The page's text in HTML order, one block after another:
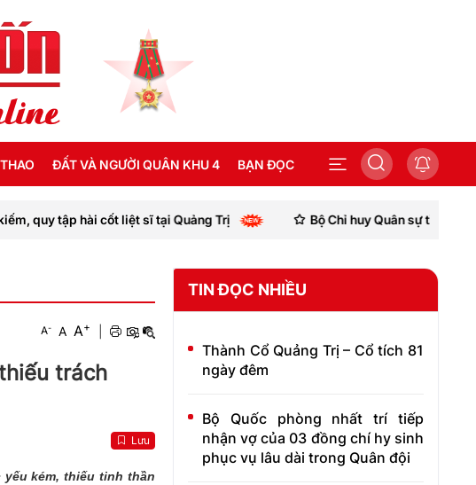
ĐẤT VÀ NGƯỜI QUÂN KHU 4 BẠN ĐỌC
quy tập hài cốt liệt sĩ tại Quảng Trị Bộ Chỉ huy Quân sự tỉnh Quảng
A- A A+
trách
Lưu
kém, thiếu tinh thần
TIN ĐỌC NHIỀU
Thành Cổ Quảng Trị – Cổ tích 81
ngày đêm
Bộ Quốc phòng nhất trí tiếp
nhận vợ của 03 đồng chí hy sinh
phục vụ lâu dài trong Quân đội